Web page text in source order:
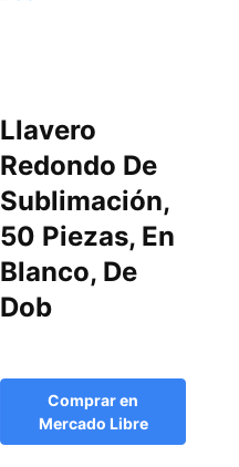
Llavero
Redondo De
Sublimación,
50 Piezas, En
Blanco, De
Dob
Comprar en
Mercado Libre